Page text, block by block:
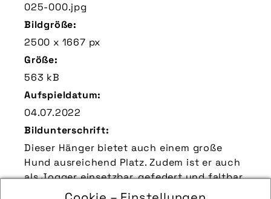
025-000.jpg
Bildgröße:
2500 x 1667 px
Größe:
563 kB
Aufspieldatum:
04.07.2022
Bildunterschrift:
Dieser Hänger bietet auch einem große
Hund ausreichend Platz. Zudem ist er auch
als Jogger einsetzbar, gefedert und faltbar.
Zu verwendender Bildnachweis: